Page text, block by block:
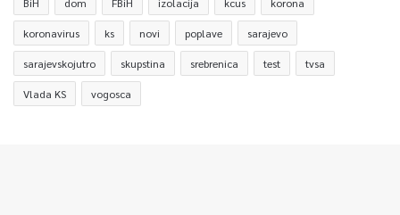
koronavirus ks novi poplave sarajevo
sarajevskojutro skupstina srebrenica test tvsa
Vlada KS vogosca